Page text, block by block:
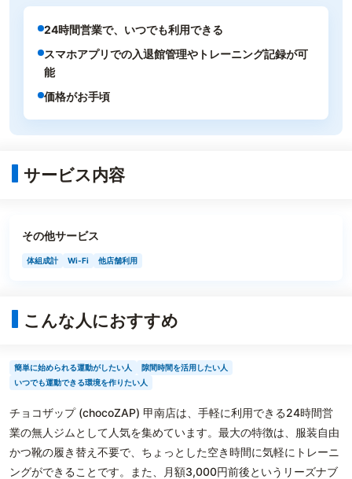
24時間営業で、いつでも利用できる
スマホアプリでの入退館管理やトレーニング記録が可
能
価格がお手頃
サービス内容
その他サービス
体組成計 Wi-Fi 他店舗利用
こんな人におすすめ
簡単に始められる運動がしたい人
隙間時間を活用したい人
いつでも運動できる環境を作りたい人
チョコザップ (chocoZAP) 甲南店は、手軽に利用できる24時間営
業の無人ジムとして人気を集めています。最大の特徴は、服装自由
かつ靴の履き替え不要で、ちょっとした空き時間に気軽にトレーニ
ングができることです。また、月額3,000円前後というリーズナブ